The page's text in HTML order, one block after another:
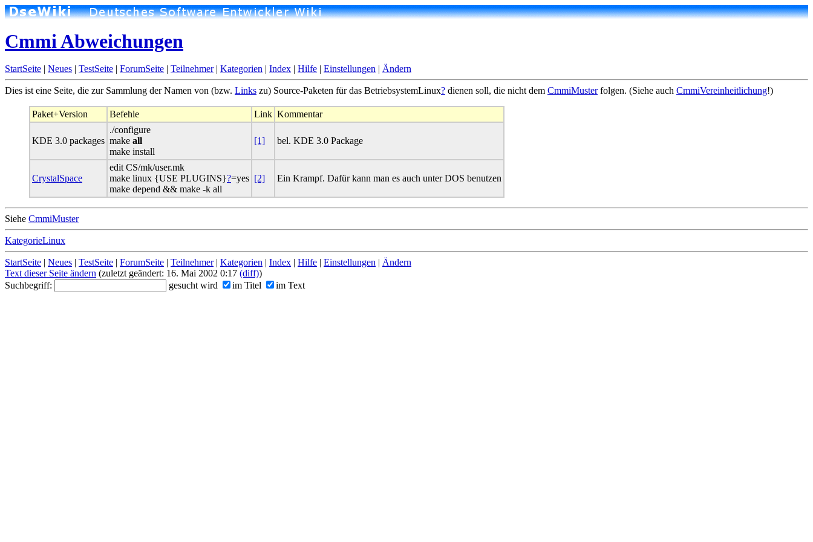
Cmmi Abweichungen
StartSeite | Neues | TestSeite | ForumSeite | Teilnehmer| Kategorien | Index | Hilfe | Einstellungen | Ändern
Dies ist eine Seite, die zur Sammlung der Namen von (bzw. Links zu) Source-Paketen für das BetriebsystemLinux? dienen soll, die nicht dem CmmiMusterfolgen. (Siehe auch CmmiVereinheitlichung!)
Paket+Version Befehle Link Kommentar
KDE 3.0 packages
./configure
make all
make install
[1] bel. KDE 3.0 Package
CrystalSpace
edit CS/mk/user.mk
make linux {USE PLUGINS}?=yes
make depend && make -k all
[2] Ein Krampf. Dafür kann man es auch unter DOS benutzen
Siehe CmmiMuster
KategorieLinux
StartSeite | Neues | TestSeite | ForumSeite | Teilnehmer| Kategorien | Index | Hilfe | Einstellungen | Ändern
Text dieser Seite ändern (zuletzt geändert: 16. Mai 2002 0:17 (diff))
Suchbegriff:
gesucht wird im Titel im Text